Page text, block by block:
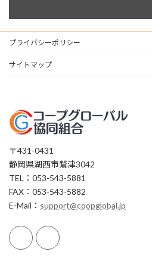
プライバシーポリシー
サイトマップ
〒431-0431
静岡県湖西市鷲津3042
TEL：053-543-5881
FAX：053-543-5882
E-Mail： support@coopglobal.jp